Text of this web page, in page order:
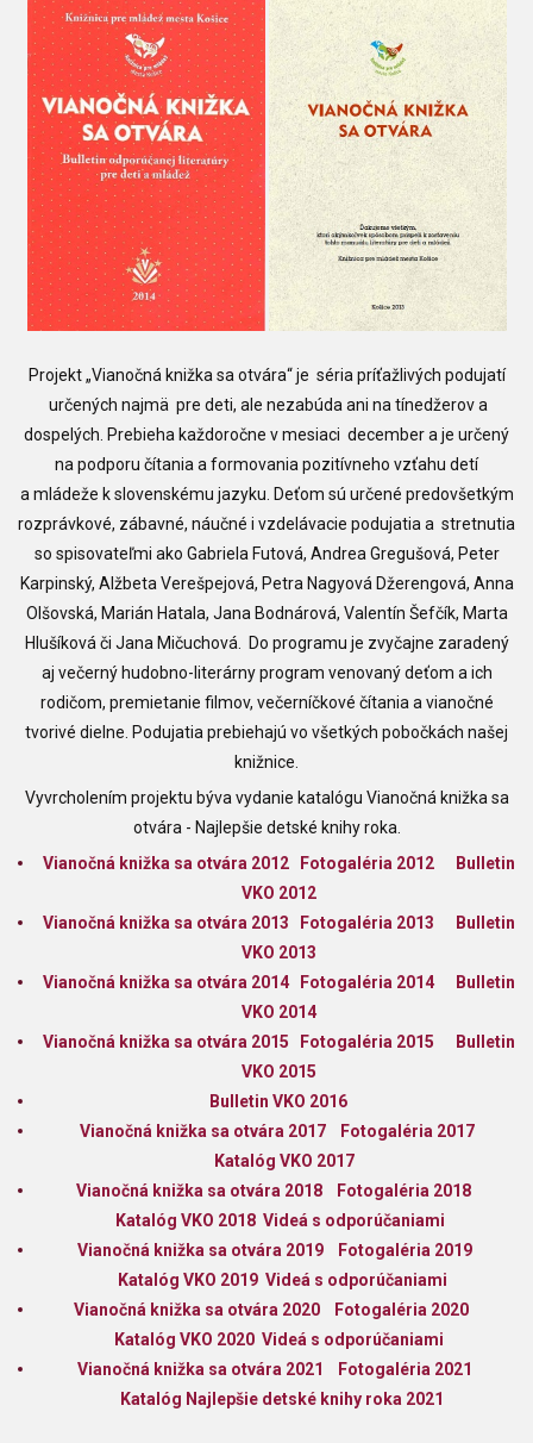
Projekt „Vianočná knižka sa otvára“je séria príťažlivých podujatí
určených najmä pre deti, ale nezabúda ani na tínedžerov a
dospelých. Prebieha každoročne v mesiaci december a je určený
na podporu čítania a formovania pozitívneho vzťahu detí
a mládeže k slovenskému jazyku. Deťom sú určené predovšetkým
rozprávkové, zábavné, náučné i vzdelávacie podujatia a stretnutia
so spisovateľmi ako Gabriela Futová, Andrea Gregušová, Peter
Karpinský, Alžbeta Verešpejová, Petra Nagyová Džerengová, Anna
Olšovská, Marián Hatala, Jana Bodnárová, Valentín Šefčík, Marta
Hlušíková či Jana Mičuchová. Do programu je zvyčajne zaradený
aj večerný hudobno-literárny program venovaný deťom a ich
rodičom, premietanie filmov, večerníčkové čítania a vianočné
tvorivé dielne. Podujatia prebiehajú vo všetkých pobočkách našej
knižnice.
Vyvrcholením projektu býva vydanie katalógu Vianočná knižka sa
otvára - Najlepšie detské knihy roka.
Vianočná knižka sa otvára 2012
Fotogaléria 2012
Bulletin
VKO 2012
Vianočná knižka sa otvára 2013
Fotogaléria 2013
Bulletin
VKO 2013
Vianočná knižka sa otvára 2014
Fotogaléria 2014
Bulletin
VKO 2014
Vianočná knižka sa otvára 2015
Fotogaléria 2015
Bulletin
VKO 2015
Bulletin VKO 2016
Vianočná knižka sa otvára 2017
Fotogaléria 2017
Katalóg VKO 2017
Vianočná knižka sa otvára 2018
Fotogaléria 2018
Katalóg VKO 2018 Videá s odporúčaniami
Vianočná knižka sa otvára 2019
Fotogaléria 2019
Katalóg VKO 2019 Videá s odporúčaniami
Vianočná knižka sa otvára 2020
Fotogaléria 2020
Katalóg VKO 2020 Videá s odporúčaniami
Vianočná knižka sa otvára 2021
Fotogaléria 2021
Katalóg Najlepšie detské knihy roka 2021